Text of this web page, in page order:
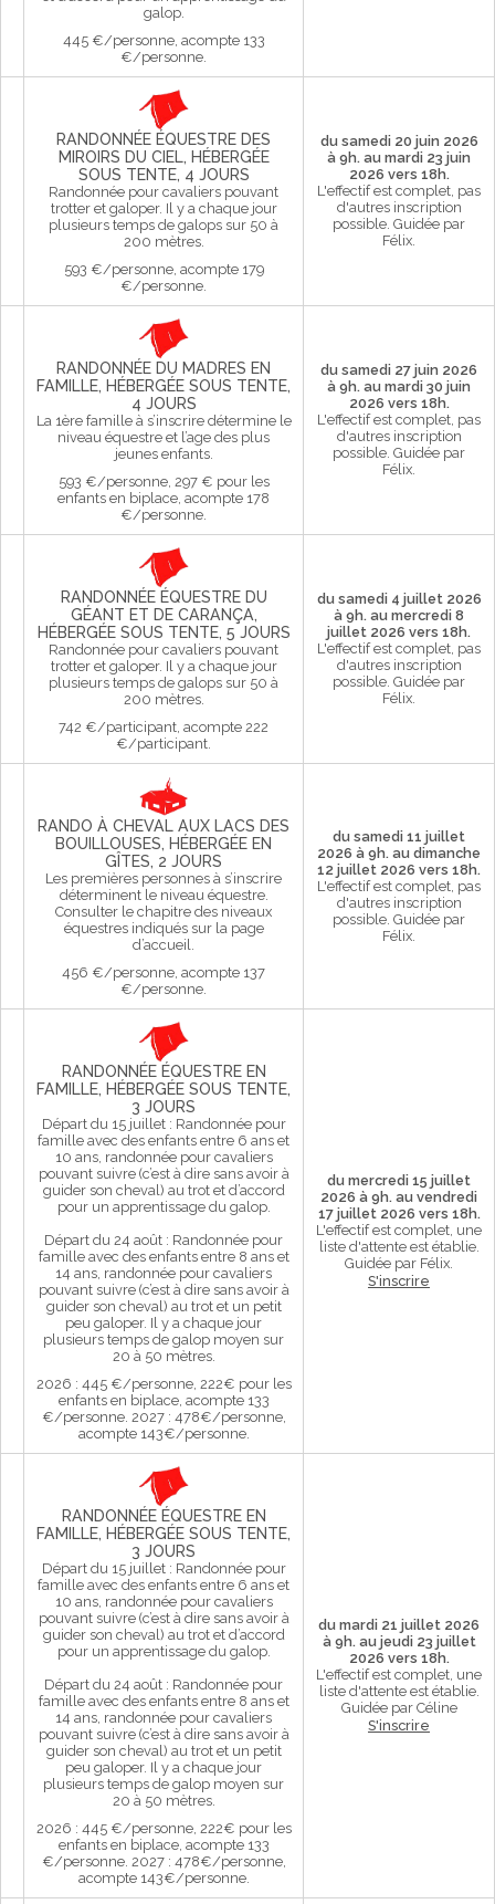
galop.
445 €/personne, acompte 133
€/personne.
RANDONNÉE ÉQUESTRE DES
MIROIRS DU CIEL, HÉBERGÉE
SOUS TENTE, 4 JOURS
Randonnée pour cavaliers pouvant
trotter et galoper. Il y a chaque jour
plusieurs temps de galops sur 50 à
200 mètres.
593 €/personne, acompte 179
€/personne.
du samedi 20 juin 2026
à 9h. au mardi 23 juin
2026 vers 18h.
L'effectif est complet, pas
d'autres inscription
possible. Guidée par
Félix.
RANDONNÉE DU MADRES EN
FAMILLE, HÉBERGÉE SOUS TENTE,
4 JOURS
La 1ère famille à s’inscrire détermine le
niveau équestre et l’age des plus
jeunes enfants.
593 €/personne, 297 € pour les
enfants en biplace, acompte 178
€/personne.
du samedi 27 juin 2026
à 9h. au mardi 30 juin
2026 vers 18h.
L'effectif est complet, pas
d'autres inscription
possible. Guidée par
Félix.
RANDONNÉE ÉQUESTRE DU
GÉANT ET DE CARANÇA,
HÉBERGÉE SOUS TENTE, 5 JOURS
Randonnée pour cavaliers pouvant
trotter et galoper. Il y a chaque jour
plusieurs temps de galops sur 50 à
200 mètres.
742 €/participant, acompte 222
€/participant.
du samedi 4 juillet 2026
à 9h. au mercredi 8
juillet 2026 vers 18h.
L'effectif est complet, pas
d'autres inscription
possible. Guidée par
Félix.
RANDO À CHEVAL AUX LACS DES
BOUILLOUSES, HÉBERGÉE EN
GÎTES, 2 JOURS
Les premières personnes à s’inscrire
déterminent le niveau équestre.
Consulter le chapitre des niveaux
équestres indiqués sur la page
d’accueil.
456 €/personne, acompte 137
€/personne.
du samedi 11 juillet
2026 à 9h. au dimanche
12 juillet 2026 vers 18h.
L'effectif est complet, pas
d'autres inscription
possible. Guidée par
Félix.
RANDONNÉE ÉQUESTRE EN
FAMILLE, HÉBERGÉE SOUS TENTE,
3 JOURS
Départ du 15 juillet : Randonnée pour
famille avec des enfants entre 6 ans et
10 ans, randonnée pour cavaliers
pouvant suivre (c’est à dire sans avoir à
guider son cheval) au trot et d’accord
pour un apprentissage du galop.
Départ du 24 août : Randonnée pour
famille avec des enfants entre 8 ans et
14 ans, randonnée pour cavaliers
pouvant suivre (c’est à dire sans avoir à
guider son cheval) au trot et un petit
peu galoper. Il y a chaque jour
plusieurs temps de galop moyen sur
20 à 50 mètres.
2026 : 445 €/personne, 222€ pour les
enfants en biplace, acompte 133
€/personne. 2027 : 478€/personne,
acompte 143€/personne.
du mercredi 15 juillet
2026 à 9h. au vendredi
17 juillet 2026 vers 18h.
L'effectif est complet, une
liste d'attente est établie.
Guidée par Félix.
S'inscrire
RANDONNÉE ÉQUESTRE EN
FAMILLE, HÉBERGÉE SOUS TENTE,
3 JOURS
Départ du 15 juillet : Randonnée pour
famille avec des enfants entre 6 ans et
10 ans, randonnée pour cavaliers
pouvant suivre (c’est à dire sans avoir à
guider son cheval) au trot et d’accord
pour un apprentissage du galop.
Départ du 24 août : Randonnée pour
famille avec des enfants entre 8 ans et
14 ans, randonnée pour cavaliers
pouvant suivre (c’est à dire sans avoir à
guider son cheval) au trot et un petit
peu galoper. Il y a chaque jour
plusieurs temps de galop moyen sur
20 à 50 mètres.
2026 : 445 €/personne, 222€ pour les
enfants en biplace, acompte 133
€/personne. 2027 : 478€/personne,
acompte 143€/personne.
du mardi 21 juillet 2026
à 9h. au jeudi 23 juillet
2026 vers 18h.
L'effectif est complet, une
liste d'attente est établie.
Guidée par Céline
S'inscrire